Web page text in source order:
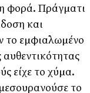
φορά. Πράγµατι
και
το εµφιαλωµένο
αυθεντικότητας
είχε το χύµα.
το